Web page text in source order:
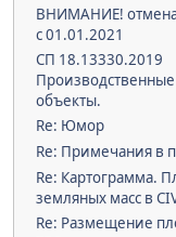
ВНИМАНИЕ!
с 01.01.2021
СП 18.13330.2019
Производственные
объекты.
Re: Юмор
Re: Примечания в
Re: Картограмма.
земляных масс в
Re: Размещение